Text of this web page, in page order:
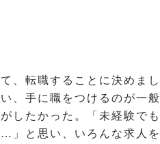
、転職することに決めまし
、手に職をつけるのが一般
したかった。「未経験でも
」と思い、いろんな求人を